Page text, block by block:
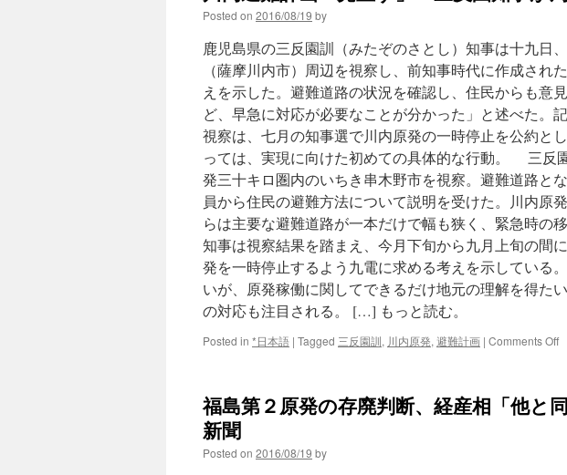
Posted on 2016/08/19 by
鹿児島県の三反園訓（みたぞのさとし）知事は十九日
（薩摩川内市）周辺を視察し、前知事時代に作成され
えを示した。避難道路の状況を確認し、住民からも意
ど、早急に対応が必要なことが分かった」と述べた
視察は、七月の知事選で川内原発の一時停止を公約と
っては、実現に向けた初めての具体的な行動。 三反
発三十キロ圏内のいちき串木野市を視察。避難道路と
員から住民の避難方法について説明を受けた。川内原
らは主要な避難道路が一本だけで幅も狭く、緊急時の
知事は視察結果を踏まえ、今月下旬から九月上旬の間
発を一時停止するよう九電に求める考えを示している
いが、原発稼働に関してできるだけ地元の理解を得た
の対応も注目される。 […] もっと読む。
Posted in *日本語 | Tagged 三反園訓, 川内原発, 避難計画 | Comments Offon
難
福島第２原発の存廃判断、経産相「他と
新聞
Posted on 2016/08/19 by